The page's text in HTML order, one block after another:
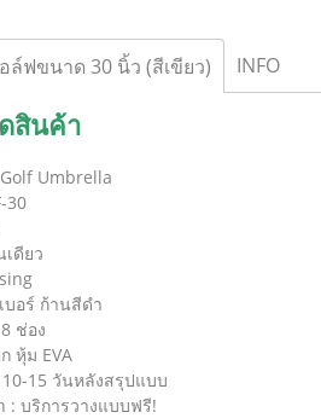
ล์ฟขนาด 30 นิ้ว (สีเขียว) INFO
สินค้า
Umbrella
30
ดียว
บอร์ ก้านสีดำ
ช่อง
หุ้ม EVA
10-15 วันหลังสรุปแบบ
: บริการวางแบบฟรี!